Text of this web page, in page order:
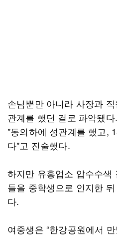
손님뿐만 아니라 사장과
관계를 했던 걸로 파악됐
"동의하에 성관계를 했고,
다"고 진술했다.
하지만 유흥업소 압수수색
들을 중학생으로 인지한
다.
여중생은 “한강공원에서